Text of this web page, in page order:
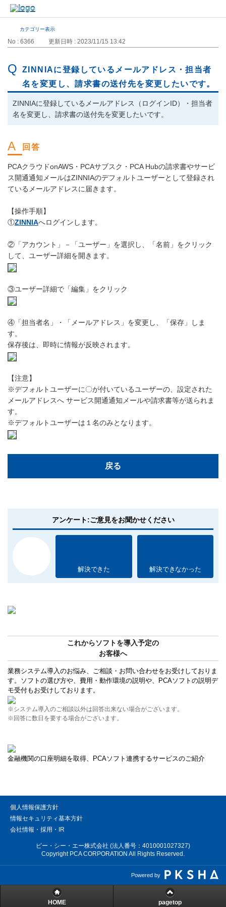
カテゴリー表示
No : 6366 更新日時 : 2023/11/15 13:42
ZINNIAに登録しているメールアドレス・担当者
名を変更し、請求書の送付先を変更したいです。
ZINNIAに登録しているメールアドレス（ログインID）・担当者
名を変更し、請求書の送付先を変更したいです。
PCAクラウドonAWS・PCAサブスク・PCA Hubの請求書やサービ
ス開通通知メールはZINNIAのデフォルトユーザーとして登録され
ているメールアドレスに届きます。
【操作手順】
①ZINNIAへログインします。
②「アカウント」－「ユーザー」を選択し、「名前」をクリック
して、ユーザー詳細を開きます。
③ユーザー詳細で「編集」をクリック
④「担当者名」・「メールアドレス」を変更し、「保存」しま
す。
保存後は、即時に情報が反映されます。
【注意】
※デフォルトユーザーに〇が付いているユーザーの、設定された
メールアドレスへ サービス開通通知メールや請求書等が送られま
す。
※デフォルトユーザーは１名のみとなります。
戻る
アンケート:ご意見をお聞かせください
解決できた 解決できなかった
これからソフトを導入予定の
お客様へ
業務システム導入のお悩み、ご相談・お問い合わせをお受けしておりま
す。ソフトの選び方や、費用・動作環境の説明や、PCAソフトの説明デ
モ受付もお受けしております。
※システム導入のご相談以外は回答出来ない場合がございます。
※回答に数日を要する場合がございます。
金融機関の口座明細を取得、PCAソフト連携するサービスのご紹介
個人情報保護方針
情報セキュリティ基本方針
会社情報・採用・IR
ピー・シー・エー株式会社 (法人番号：4010001027327)
Copyright PCA CORPORATION All Rights Reserved.
Powered by
HOME pagetop